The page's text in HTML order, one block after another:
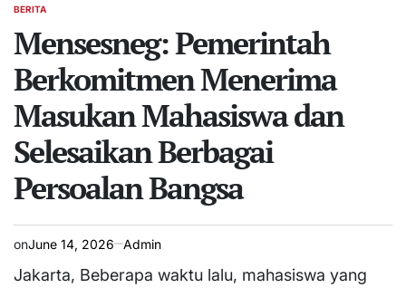
POSTED
BERITA
Mensesneg: Pemerintah
Berkomitmen Menerima
Masukan Mahasiswa dan
Selesaikan Berbagai
Persoalan Bangsa
onJune 14, 2026 Admin
Jakarta, Beberapa waktu lalu, mahasiswa yang